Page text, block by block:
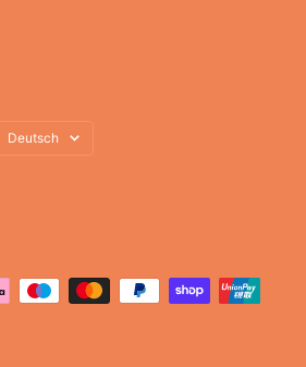
Sprache
Deutsch